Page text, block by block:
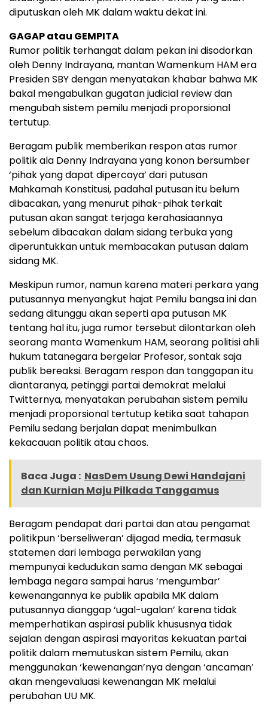
diputuskan oleh MK dalam waktu dekat ini.
GAGAP atau GEMPITA
Rumor politik terhangat dalam pekan ini disodorkan
oleh Denny Indrayana, mantan Wamenkum HAM era
Presiden SBY dengan menyatakan khabar bahwa MK
bakal mengabulkan gugatan judicial review dan
mengubah sistem pemilu menjadi proporsional
tertutup.
Beragam publik memberikan respon atas rumor
politik ala Denny Indrayana yang konon bersumber
‘pihak yang dapat dipercaya’ dari putusan
Mahkamah Konstitusi, padahal putusan itu belum
dibacakan, yang menurut pihak-pihak terkait
putusan akan sangat terjaga kerahasiaannya
sebelum dibacakan dalam sidang terbuka yang
diperuntukkan untuk membacakan putusan dalam
sidang MK.
Meskipun rumor, namun karena materi perkara yang
putusannya menyangkut hajat Pemilu bangsa ini dan
sedang ditunggu akan seperti apa putusan MK
tentang hal itu, juga rumor tersebut dilontarkan oleh
seorang manta Wamenkum HAM, seorang politisi ahli
hukum tatanegara bergelar Profesor, sontak saja
publik bereaksi. Beragam respon dan tanggapan itu
diantaranya, petinggi partai demokrat melalui
Twitternya, menyatakan perubahan sistem pemilu
menjadi proporsional tertutup ketika saat tahapan
Pemilu sedang berjalan dapat menimbulkan
kekacauan politik atau chaos.
Baca Juga : NasDem Usung Dewi Handajani
dan Kurnian Maju Pilkada Tanggamus
Beragam pendapat dari partai dan atau pengamat
politikpun ‘berseliweran’ dijagad media, termasuk
statemen dari lembaga perwakilan yang
mempunyai kedudukan sama dengan MK sebagai
lembaga negara sampai harus ‘mengumbar’
kewenangannya ke publik apabila MK dalam
putusannya dianggap ‘ugal-ugalan’ karena tidak
memperhatikan aspirasi publik khususnya tidak
sejalan dengan aspirasi mayoritas kekuatan partai
politik dalam memutuskan sistem Pemilu, akan
menggunakan ‘kewenangan’nya dengan ‘ancaman’
akan mengevaluasi kewenangan MK melalui
perubahan UU MK.